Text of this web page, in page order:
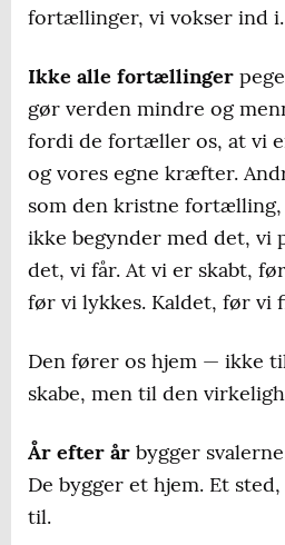
fortællinger, vi vokser ind i.
Ikke alle fortællinger
gør verden mindre og
fordi de fortæller os, at vi
og vores egne kræfter.
som den kristne
ikke begynder med det, vi
det, vi får. At vi er skabt,
før vi lykkes. Kaldet, før vi
Den fører os hjem — ikke
skabe, men til den
År efter år bygger
De bygger et hjem. Et
til.